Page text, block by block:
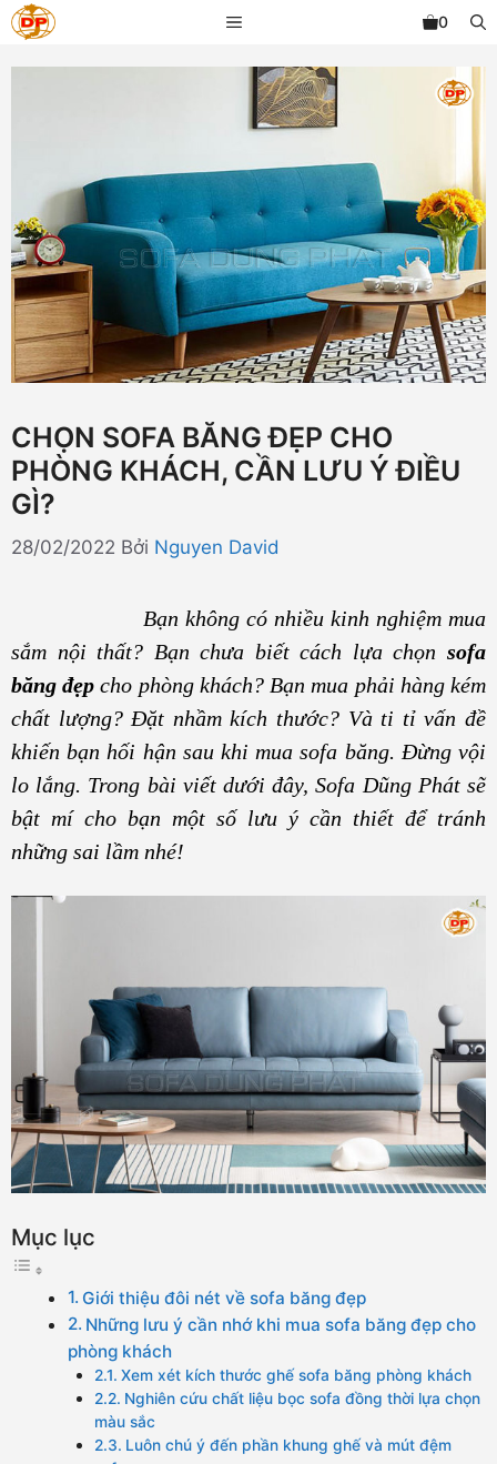
Chuyển
đến
nội
MENU 0
CHỌN SOFA BĂNG ĐẸP CHO
PHÒNG KHÁCH, CẦN LƯU Ý ĐIỀU
GÌ?
28/02/2022 Bởi Nguyen David
Bạn không có nhiều kinh nghiệm mua
sắm nội thất? Bạn chưa biết cách lựa chọn sofa
băng đẹp cho phòng khách? Bạn mua phải hàng kém
chất lượng? Đặt nhầm kích thước? Và ti tỉ vấn đề
khiến bạn hối hận sau khi mua sofa băng. Đừng vội
lo lắng. Trong bài viết dưới đây, Sofa Dũng Phát sẽ
bật mí cho bạn một số lưu ý cần thiết để tránh
những sai lầm nhé!
Mục lục
Giới thiệu đôi nét về sofa băng đẹp
Những lưu ý cần nhớ khi mua sofa băng đẹp cho
phòng khách
Xem xét kích thước ghế sofa băng phòng khách
Nghiên cứu chất liệu bọc sofa đồng thời lựa chọn
màu sắc
Luôn chú ý đến phần khung ghế và mút đệm